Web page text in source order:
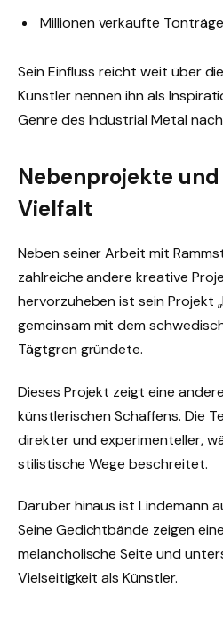
Millionen verkaufte
Sein Einfluss reicht weit über
Künstler nennen ihn als
Genre des Industrial Metal
Nebenprojekte
Vielfalt
Neben seiner Arbeit mit
zahlreiche andere kreative
hervorzuheben ist sein Projekt
gemeinsam mit dem
Tägtgren gründete.
Dieses Projekt zeigt eine
künstlerischen Schaffens. Die
direkter und experimenteller,
stilistische Wege beschreitet.
Darüber hinaus ist Lindemann
Seine Gedichtbände zeigen
melancholische Seite und
Vielseitigkeit als Künstler.